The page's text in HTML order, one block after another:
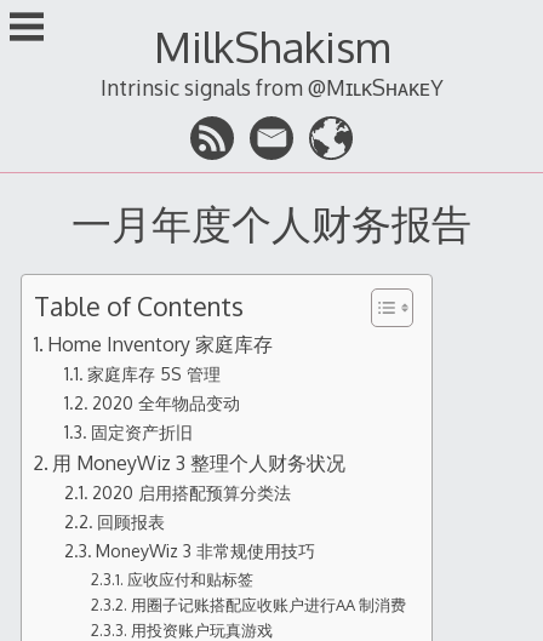
跳
至
MilkShakism
Intrinsic signals from @MɪʟᴋSʜᴀᴋᴇY
一月年度个人财务报告
Table of Contents
Home Inventory 家庭库存
家庭库存 5S 管理
2020 全年物品变动
固定资产折旧
用 MoneyWiz 3 整理个人财务状况
2020 启用搭配预算分类法
回顾报表
MoneyWiz 3 非常规使用技巧
应收应付和贴标签
用圈子记账搭配应收账户进行AA 制消费
用投资账户玩真游戏